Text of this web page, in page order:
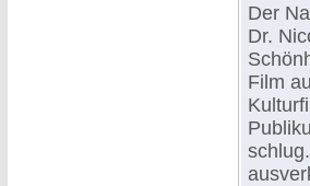
Der
Dr.
Film